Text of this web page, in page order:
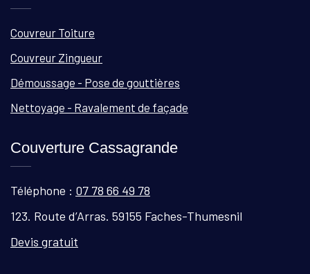
Couvreur Toiture
Couvreur Zingueur
Démoussage - Pose de gouttières
Nettoyage - Ravalement de façade
Couverture Cassagrande
Téléphone : 07 78 66 49 78
123. Route d’Arras. 59155 Faches-Thumesnil
Devis gratuit